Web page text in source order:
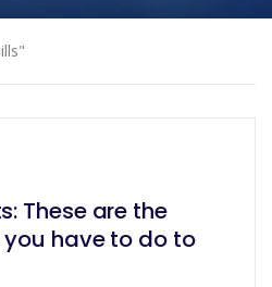
These are the
have to do to